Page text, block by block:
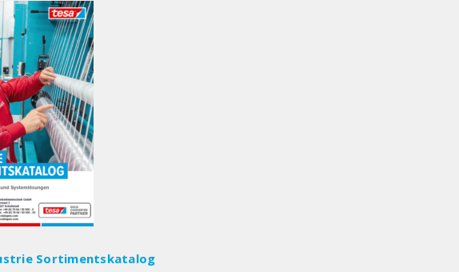
Sortimentskatalog